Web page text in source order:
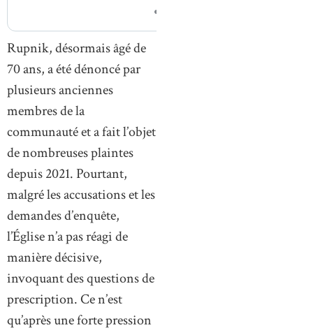
Rupnik, désormais âgé de
70 ans, a été dénoncé par
plusieurs anciennes
membres de la
communauté et a fait l’objet
de nombreuses plaintes
depuis 2021. Pourtant,
malgré les accusations et les
demandes d’enquête,
l’Église n’a pas réagi de
manière décisive,
invoquant des questions de
prescription. Ce n’est
qu’après une forte pression